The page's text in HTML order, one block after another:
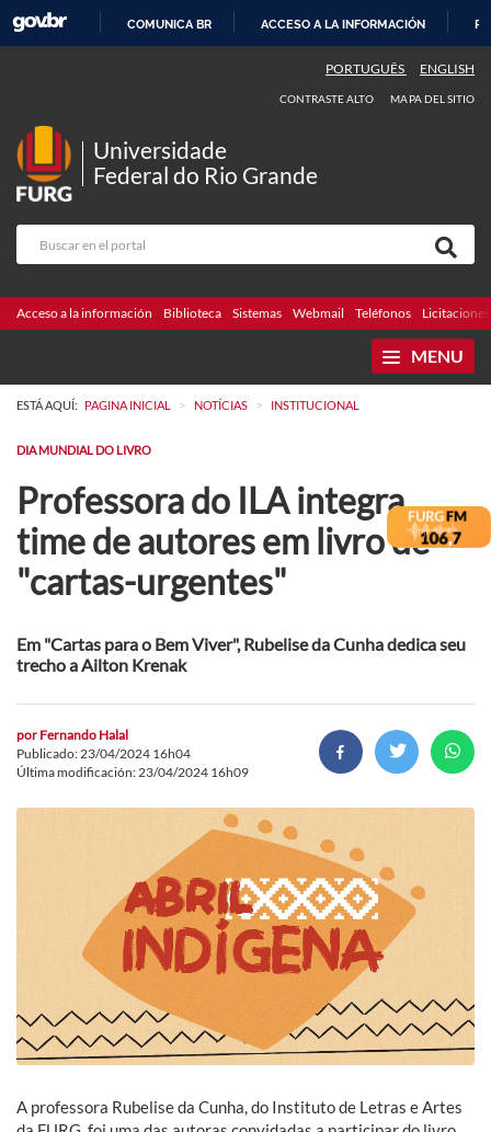
CONTENIDO
COMUNICA BR ACCESO A LA INFORMACIÓN
PORTUGUÊS ENGLISH
CONTRASTE ALTO MAPA DEL SITIO
Universidade
Federal do Rio Grande
Acceso a la información Biblioteca Sistemas Webmail Teléfonos Licitaciones
MENU
ESTÁ AQUÍ: PAGINA INICIAL > NOTÍCIAS > INSTITUCIONAL
DIA MUNDIAL DO LIVRO
Professora do ILA integra
time de autores em livro de
"cartas-urgentes"
Em "Cartas para o Bem Viver", Rubelise da Cunha dedica seu
trecho a Ailton Krenak
por Fernando Halal
Publicado: 23/04/2024 16h04
Última modificación: 23/04/2024 16h09
A professora Rubelise da Cunha, do Instituto de Letras e Artes